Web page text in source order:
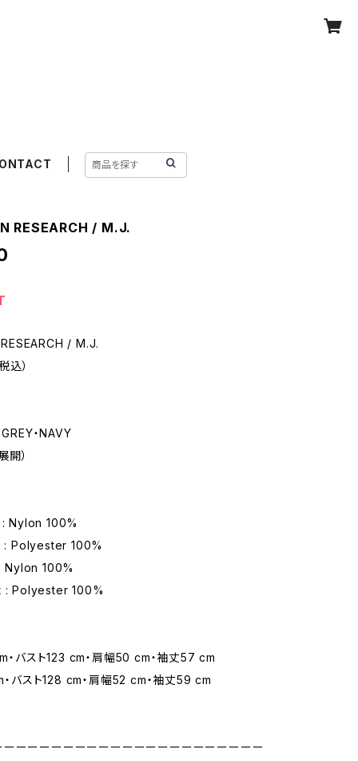
RESEARCH / M.J.
/ M.J.
込）
GREY・NAVY
開）
Nylon 100%
Polyester 100%
100%
: Polyester 100%
・バスト123 cm・肩幅50 cm・袖丈57 cm
バスト128 cm・肩幅52 cm・袖丈59 cm
ーーーーーーーーーーーーーーーーーーーーーー